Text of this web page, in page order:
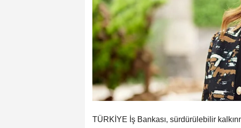
TÜRKİYE İş Bankası, sürdürülebilir